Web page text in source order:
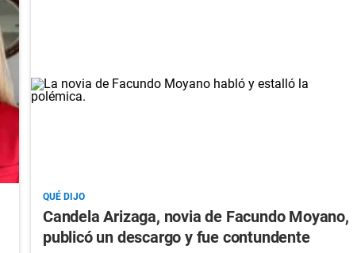
QUÉ DIJO
Candela Arizaga, novia de Facundo Moyano,
publicó un descargo y fue contundente